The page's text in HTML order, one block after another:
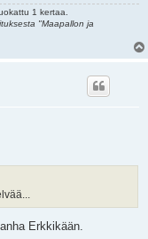
1 kertaa.
"Maapallon ja
Erkkikään.